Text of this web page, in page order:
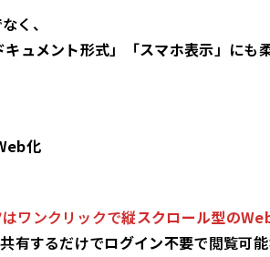
く、
キュメント形式」「スマホ表示」にも
化
ワンクリックで縦スクロール型の
有するだけでログイン不要で閲覧可